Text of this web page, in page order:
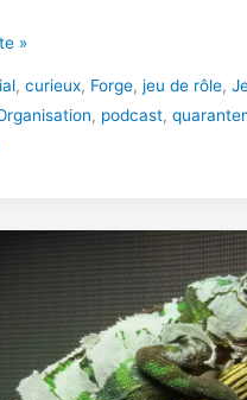
»
, curieux, Forge, jeu de rôle,
, podcast,